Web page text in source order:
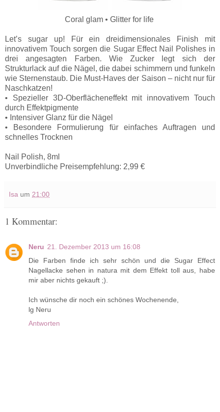
Coral glam • Glitter for life
Let’s sugar up! Für ein dreidimensionales Finish mit
innovativem Touch sorgen die Sugar Effect Nail Polishes in
drei angesagten Farben. Wie Zucker legt sich der
Strukturlack auf die Nägel, die dabei schimmern und funkeln
wie Sternenstaub. Die Must-Haves der Saison – nicht nur für
Naschkatzen!
• Spezieller 3D-Oberflächeneffekt mit innovativem Touch
durch Effektpigmente
• Intensiver Glanz für die Nägel
• Besondere Formulierung für einfaches Auftragen und
schnelles Trocknen
Nail Polish, 8ml
Unverbindliche Preisempfehlung: 2,99 €
Isa um 21:00
1 Kommentar:
Neru 21. Dezember 2013 um 16:08
Die Farben finde ich sehr schön und die Sugar Effect
Nagellacke sehen in natura mit dem Effekt toll aus, habe
mir aber nichts gekauft ;).
Ich wünsche dir noch ein schönes Wochenende,
lg Neru
Antworten